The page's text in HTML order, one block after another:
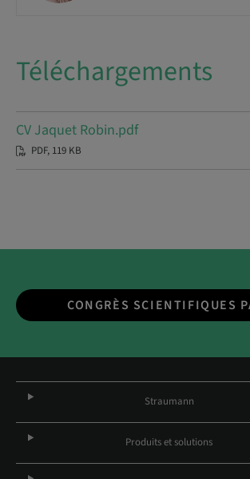
Téléchargements
CV Jaquet Robin.pdf
PDF, 119 KB
CONGRÈS SCIENTIFIQUES
Straumann
Produits et solutions